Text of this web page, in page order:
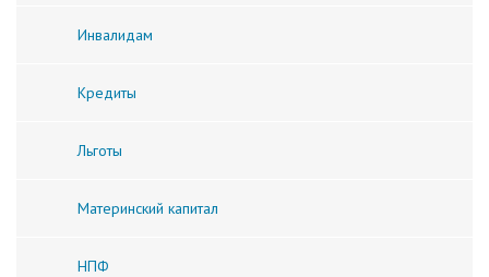
Инвалидам
Кредиты
Льготы
Материнский капитал
НПФ